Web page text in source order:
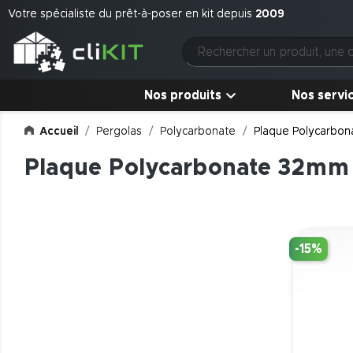
Votre spécialiste du prêt-à-poser en kit depuis 2009
Nos produits Nos
Accueil Pergolas Polycarbonate Plaque
Plaque Polycarbonate
-15%